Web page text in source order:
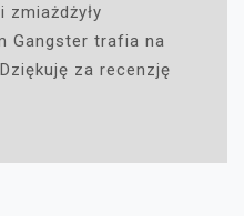
zmiażdżyły
Gangster trafia na
za recenzję